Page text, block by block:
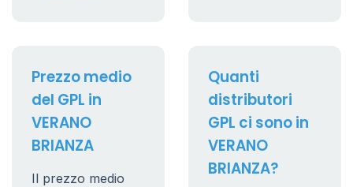
Prezzo medio
del GPL in
VERANO
BRIANZA
Il prezzo medio
Quanti
distributori
GPL ci sono in
VERANO
BRIANZA?